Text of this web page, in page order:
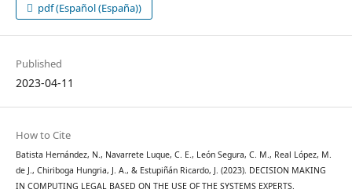
pdf (Español (España))
Published
2023-04-11
How to Cite
Batista Hernández, N., Navarrete Luque, C. E., León Segura, C. M., Real López, M.
de J., Chiriboga Hungria, J. A., & Estupiñán Ricardo, J. (2023). DECISION MAKING
IN COMPUTING LEGAL BASED ON THE USE OF THE SYSTEMS EXPERTS.